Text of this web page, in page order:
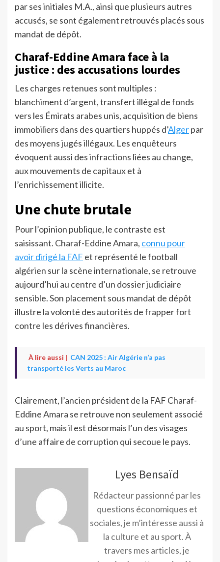
par ses initiales M.A., ainsi que plusieurs autres
accusés, se sont également retrouvés placés sous
mandat de dépôt.
Charaf-Eddine Amara face à la
justice : des accusations lourdes
Les charges retenues sont multiples :
blanchiment d’argent, transfert illégal de fonds
vers les Émirats arabes unis, acquisition de biens
immobiliers dans des quartiers huppés d’Algerpar
des moyens jugés illégaux. Les enquêteurs
évoquent aussi des infractions liées au change,
aux mouvements de capitaux et à
l’enrichissement illicite.
Une chute brutale
Pour l’opinion publique, le contraste est
saisissant. Charaf-Eddine Amara, connu pour
avoir dirigé la FAF et représenté le football
algérien sur la scène internationale, se retrouve
aujourd’hui au centre d’un dossier judiciaire
sensible. Son placement sous mandat de dépôt
illustre la volonté des autorités de frapper fort
contre les dérives financières.
À lire aussi | CAN 2025 : Air Algérie n’a pas
transporté les Verts au Maroc
Clairement, l’ancien président de la FAF Charaf-
Eddine Amara se retrouve non seulement associé
au sport, mais il est désormais l’un des visages
d’une affaire de corruption qui secoue le pays.
Lyes Bensaïd
Rédacteur passionné par les
questions économiques et
sociales, je m’intéresse aussi à
la culture et au sport. À
travers mes articles, je